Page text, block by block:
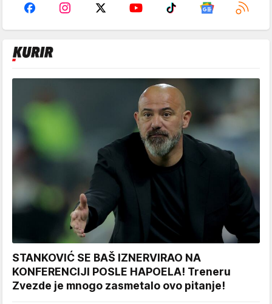
STANKOVIĆ SE BAŠ IZNERVIRAO NA
KONFERENCIJI POSLE HAPOELA! Treneru
Zvezde je mnogo zasmetalo ovo pitanje!